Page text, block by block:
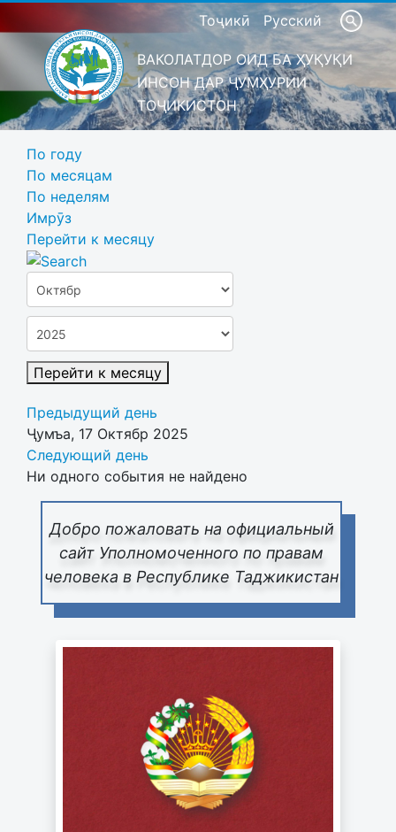
Тоҷикӣ Русский
ВАКОЛАТДОР ОИД БА ҲУҚУҚИ
ИНСОН ДАР ҶУМҲУРИИ
ТОҶИКИСТОН
Добро пожаловать на официальный
сайт Уполномоченного по правам
человека в Республике Таджикистан
По году
По месяцам
По неделям
Имрӯз
Перейти к месяцу
Перейти к месяцу
Предыдущий день
Ҷумъа, 17 Октябр 2025
Следующий день
Ни одного события не найдено